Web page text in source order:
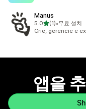
Manus
5.0별 5개 중
(1)
총 리뷰 1개
•무료 설치
Crie, gerencie e
앱을